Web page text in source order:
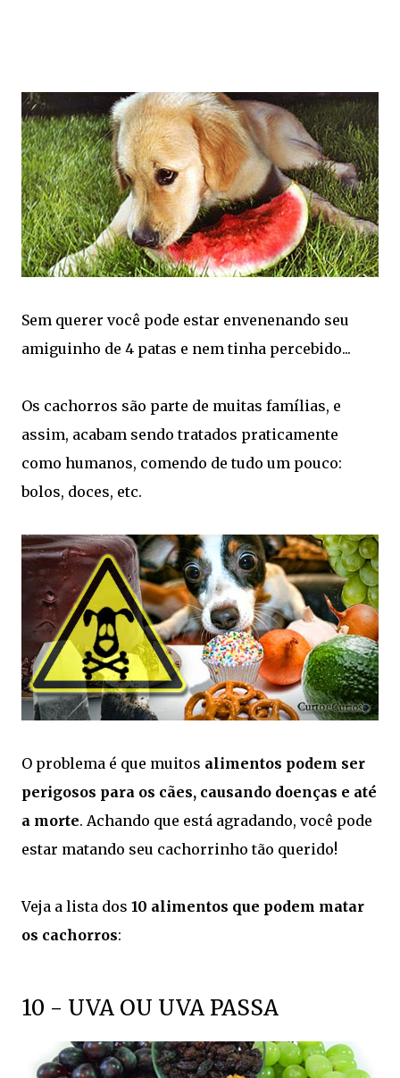
Sem querer você pode estar envenenando seu
amiguinho de 4 patas e nem tinha percebido...
Os cachorros são parte de muitas famílias, e
assim, acabam sendo tratados praticamente
como humanos, comendo de tudo um pouco:
bolos, doces, etc.
O problema é que muitos alimentos podem ser
perigosos para os cães, causando doenças e até
a morte. Achando que está agradando, você pode
estar matando seu cachorrinho tão querido!
Veja a lista dos 10 alimentos que podem matar
os cachorros:
10 - UVA OU UVA PASSA